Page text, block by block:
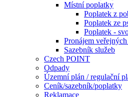
Místní poplatky
Poplatek z
Poplatek ze
Poplatek -
Pronájem
Sazebník služeb
Czech POINT
Odpady
Územní plán / regulační
Ceník/sazebník/poplatky
Reklamace